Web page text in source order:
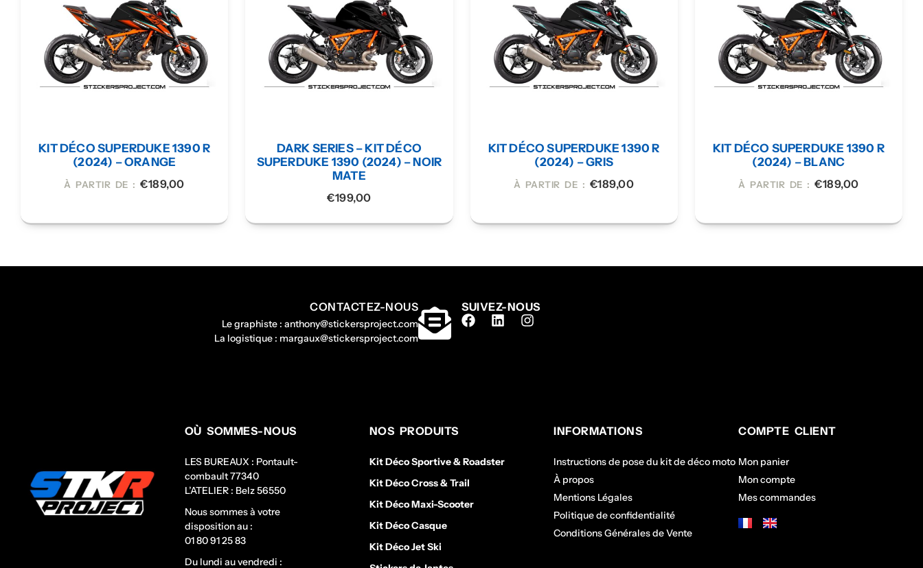
KIT DÉCO SUPERDUKE 1390 R
(2024) – ORANGE
À PARTIR DE :€189,00
DARK SERIES – KIT DÉCO
SUPERDUKE 1390 (2024) – NOIR
MATE
€199,00
KIT DÉCO SUPERDUKE 1390 R
(2024) – GRIS
À PARTIR DE : €189,00
KIT DÉCO SUPERDUKE 1390 R
(2024) – BLANC
À PARTIR DE :€189,00
CONTACTEZ-NOUS
Le graphiste : anthony@stickersproject.com
La logistique : margaux@stickersproject.com
SUIVEZ-NOUS
OÙ SOMMES-NOUS
LES BUREAUX : Pontault-
combault 77340
L’ATELIER : Belz 56550
Nous sommes à votre
disposition au :
01 80 91 25 83
Du lundi au vendredi :
NOS PRODUITS
Kit Déco Sportive & Roadster
Kit Déco Cross & Trail
Kit Déco Maxi-Scooter
Kit Déco Casque
Kit Déco Jet Ski
INFORMATIONS
Instructions de pose du kit de déco moto
À propos
Mentions Légales
Politique de confidentialité
Conditions Générales de Vente
COMPTE CLIENT
Mon panier
Mon compte
Mes commandes